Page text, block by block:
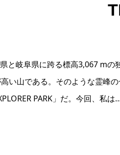
と岐阜県に跨る標高3,067 m
い山である。そのような霊峰
PARK」だ。今回、私は